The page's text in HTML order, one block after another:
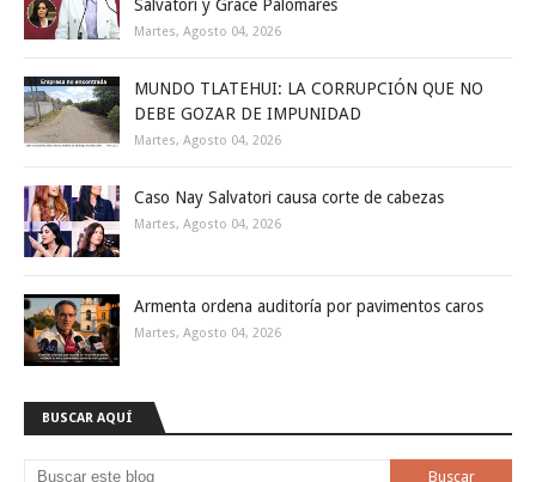
Salvatori y Grace Palomares
Martes, Agosto 04, 2026
MUNDO TLATEHUI: LA CORRUPCIÓN QUE NO
DEBE GOZAR DE IMPUNIDAD
Martes, Agosto 04, 2026
Caso Nay Salvatori causa corte de cabezas
Martes, Agosto 04, 2026
Armenta ordena auditoría por pavimentos caros
Martes, Agosto 04, 2026
BUSCAR AQUÍ